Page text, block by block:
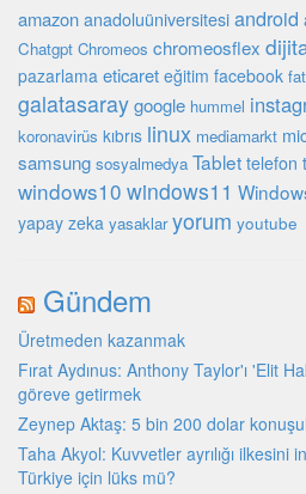
amazon anadoluüniversitesi android
Chatgpt Chromeos chromeosflex
pazarlama eticaret eğitim facebook
galatasaraygoogle hummel
koronavirüs kıbrıs linux mediamarkt
samsung sosyalmedya Tablet telefon
windows10 windows11
yapay zeka yasaklar yorum youtube
Gündem
Üretmeden kazanmak
Fırat Aydınus: Anthony Taylor'ı 'Elit
göreve getirmek
Zeynep Aktaş: 5 bin 200 dolar
Taha Akyol: Kuvvetler ayrılığı
Türkiye için lüks mü?